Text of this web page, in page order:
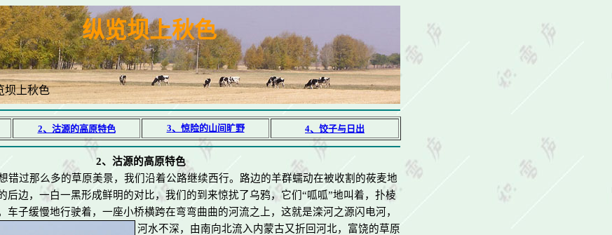
纵览坝上秋色
上秋色
2、沽源的高原特色 3、惊险的山间旷野 4、饺子与日出
2、沽源的高原特色
错过那么多的草原美景， 我们沿着公路继续西行。路边的羊群蠕动在被收割的莜麦地
后边，一白一黑形成鲜明的对比，我们的到来惊扰了乌鸦，它们 “呱呱”地叫着，扑棱
车子缓慢地行驶着，一座小桥横跨在弯弯曲曲的河流之上，这就是滦河之源闪电河，
河水不深，由南向北流入内蒙古又折回河北，富饶的草原